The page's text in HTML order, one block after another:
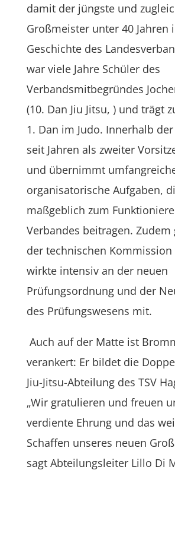
damit der jüngste und
Großmeister unter 40 Jahren
Geschichte des
war viele Jahre Schüler des
Verbandsmitbegründes
(10. Dan Jiu Jitsu, ) und trägt
1. Dan im Judo. Innerhalb der
seit Jahren als zweiter
und übernimmt
organisatorische Aufgaben,
maßgeblich zum
Verbandes beitragen. Zudem
der technischen Kommission
wirkte intensiv an der neuen
Prüfungsordnung und der
des Prüfungswesens mit.
Auch auf der Matte ist
verankert: Er bildet die
Jiu-Jitsu-Abteilung des TSV
„Wir gratulieren und freuen
verdiente Ehrung und das
Schaffen unseres neuen
sagt Abteilungsleiter Lillo Di